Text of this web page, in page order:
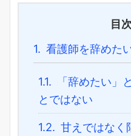
目次
1. 看護師を辞めた
1.1.
「辞めたい」
とではない
1.2. 甘えではなく